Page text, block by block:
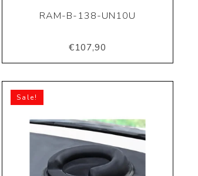
RAM-B-138-UN10U
€107,90
Sale!